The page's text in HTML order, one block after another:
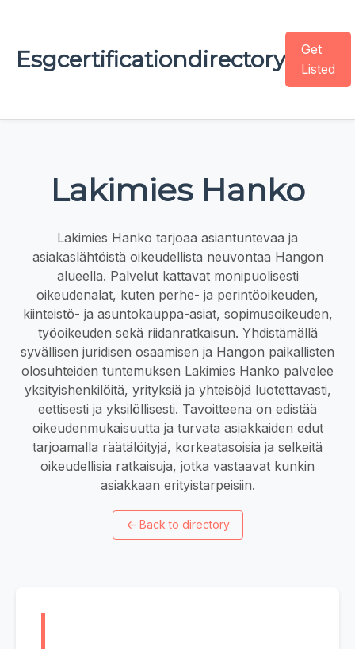
Esgcertificationdirectory
Get
Listed
Lakimies Hanko
Lakimies Hanko tarjoaa asiantuntevaa ja
asiakaslähtöistä oikeudellista neuvontaa Hangon
alueella. Palvelut kattavat monipuolisesti
oikeudenalat, kuten perhe- ja perintöoikeuden,
kiinteistö- ja asuntokauppa-asiat, sopimusoikeuden,
työoikeuden sekä riidanratkaisun. Yhdistämällä
syvällisen juridisen osaamisen ja Hangon paikallisten
olosuhteiden tuntemuksen Lakimies Hanko palvelee
yksityishenkilöitä, yrityksiä ja yhteisöjä luotettavasti,
eettisesti ja yksilöllisesti. Tavoitteena on edistää
oikeudenmukaisuutta ja turvata asiakkaiden edut
tarjoamalla räätälöityjä, korkeatasoisia ja selkeitä
oikeudellisia ratkaisuja, jotka vastaavat kunkin
asiakkaan erityistarpeisiin.
← Back to directory